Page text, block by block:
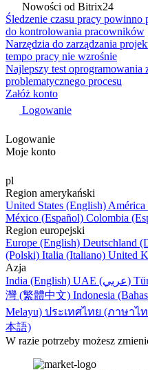
Nowości od Bitrix24
Śledzenie czasu pracy powinno
do kontrolowania pracowników
Narzędzia do zarządzania
tempo pracy nie wzrośnie
Najlepszy test oprogramowania
problematycznego procesu
Załóż konto
Logowanie
Logowanie
Moje konto
pl
Region amerykański
United States (English) América
México (Español) Colombia
Region europejski
Europe (English) Deutschland
(Polski) Italia (Italiano) United
Azja
India (English)
UAE (عربي)
灣 (繁體中文) Indonesia
Melayu) ประเทศไทย (ภาษาไ
本語)
W razie potrzeby możesz